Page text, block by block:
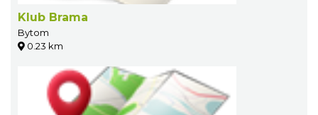
Klub Brama
Bytom
0.23 km